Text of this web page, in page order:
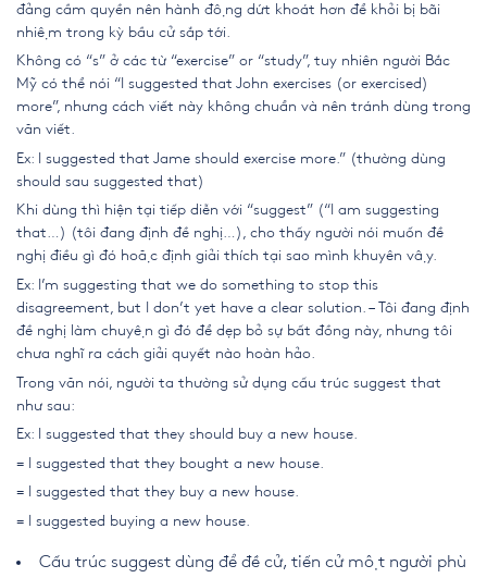
đảng cầm quyền nên hành động dứt khoát hơn để khỏi bị bãi
nhiệm trong kỳ bầu cử sắp tới.
Không có “s” ở các từ “exercise” or “study”, tuy nhiên người Bắc
Mỹ có thể nói “I suggested that John exercises (or exercised)
more”, nhưng cách viết này không chuẩn và nên tránh dùng trong
văn viết.
Ex: I suggested that Jame should exercise more.” (thường dùng
should sau suggested that)
Khi dùng thì hiện tại tiếp diễn với “suggest” (“I am suggesting
that…) (tôi đang định đề nghị…), cho thấy người nói muốn đề
nghị điều gì đó hoặc định giải thích tại sao mình khuyên vậy.
Ex:
I’m suggesting that we do something to stop this
disagreement, but I don’t yet have a clear solution. – Tôi đang định
đề nghị làm chuyện gì đó để dẹp bỏ sự bất đồng này, nhưng tôi
chưa nghĩ ra cách giải quyết nào hoàn hảo.
Trong văn nói, người ta thường sử dụng cấu trúc suggest that
như sau:
Ex: I suggested that they should buy a new house.
= I suggested that they bought a new house.
= I suggested that they buy a new house.
= I suggested buying a new house.
Cấu trúc suggest dùng để đề cử, tiến cử một người phù